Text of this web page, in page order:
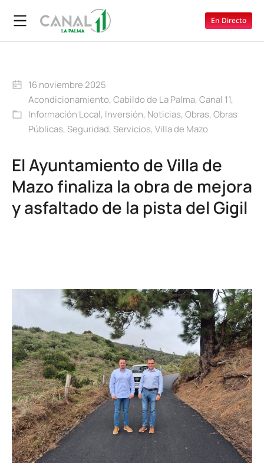
En Directo
16 noviembre 2025
Acondicionamiento, Cabildo de La Palma, Canal 11,
Información Local, Inversión, Noticias, Obras, Obras
Públicas, Seguridad, Servicios, Villa de Mazo
El Ayuntamiento de Villa de
Mazo finaliza la obra de mejora
y asfaltado de la pista del Gigil